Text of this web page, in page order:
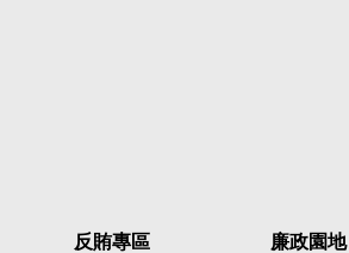
反賄專區 廉政園地